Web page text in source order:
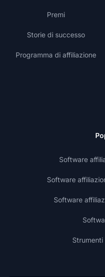
Premi
Storie di successo
Programma di affiliazione
Software
Software
Software